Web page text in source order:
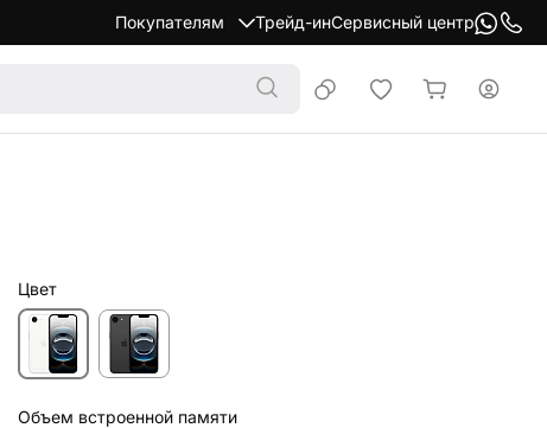
Покупателям Трейд-инСервисный центр
Цвет
Объем встроенной памяти